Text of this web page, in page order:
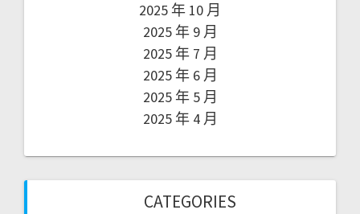
2025 年 10 月
2025 年 9 月
2025 年 7 月
2025 年 6 月
2025 年 5 月
2025 年 4 月
CATEGORIES